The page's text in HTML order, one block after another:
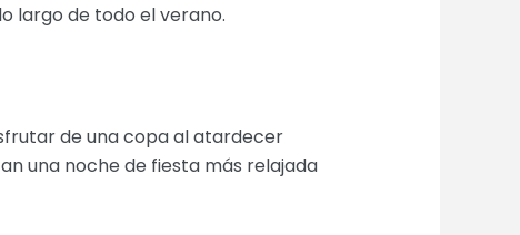
largo de todo el verano.
de una copa al atardecer
una noche de fiesta más relajada